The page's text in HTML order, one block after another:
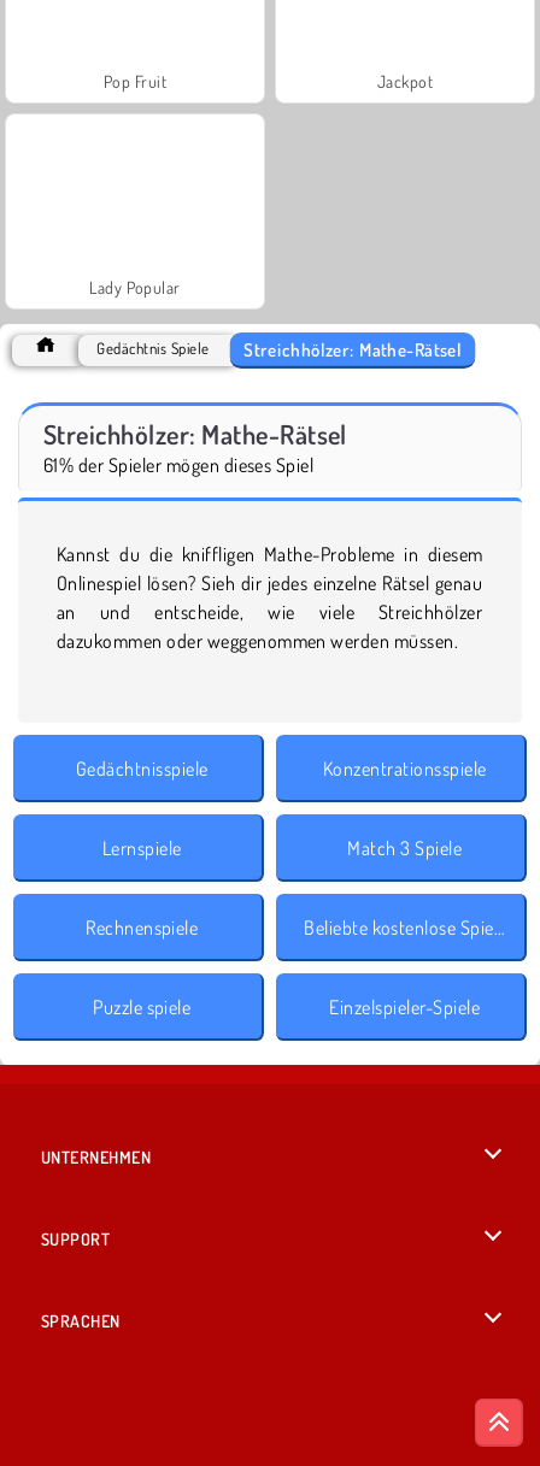
Pop Fruit Jackpot
Lady Popular
Gedächtnis Spiele Streichhölzer: Mathe-Rätsel
Streichhölzer: Mathe-Rätsel
61% der Spieler mögen dieses Spiel
Kannst du die kniffligen Mathe-Probleme in diesem
Onlinespiel lösen? Sieh dir jedes einzelne Rätsel genau
an und entscheide, wie viele Streichhölzer
dazukommen oder weggenommen werden müssen.
Gedächtnisspiele Konzentrationsspiele
Lernspiele Match 3 Spiele
Rechnenspiele Beliebte kostenlose Spiele
Puzzle spiele Einzelspieler-Spiele
UNTERNEHMEN
SUPPORT
SPRACHEN